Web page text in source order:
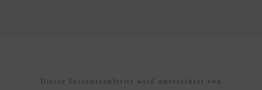
Dieser Internetauftritt wird unterstützt von